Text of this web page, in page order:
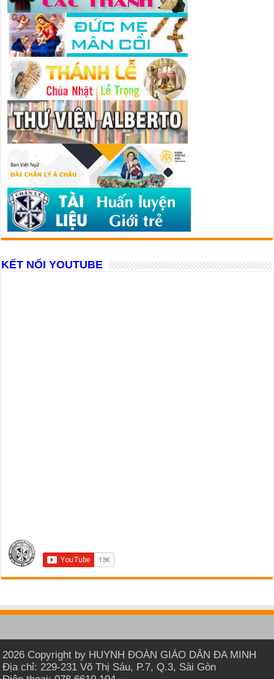
KẾT NỐI YOUTUBE
2026 Copyright by HUYNH ĐOÀN GIÁO DÂN ĐA MINH
Địa chỉ: 229-231 Võ Thị Sáu, P.7, Q.3, Sài Gòn